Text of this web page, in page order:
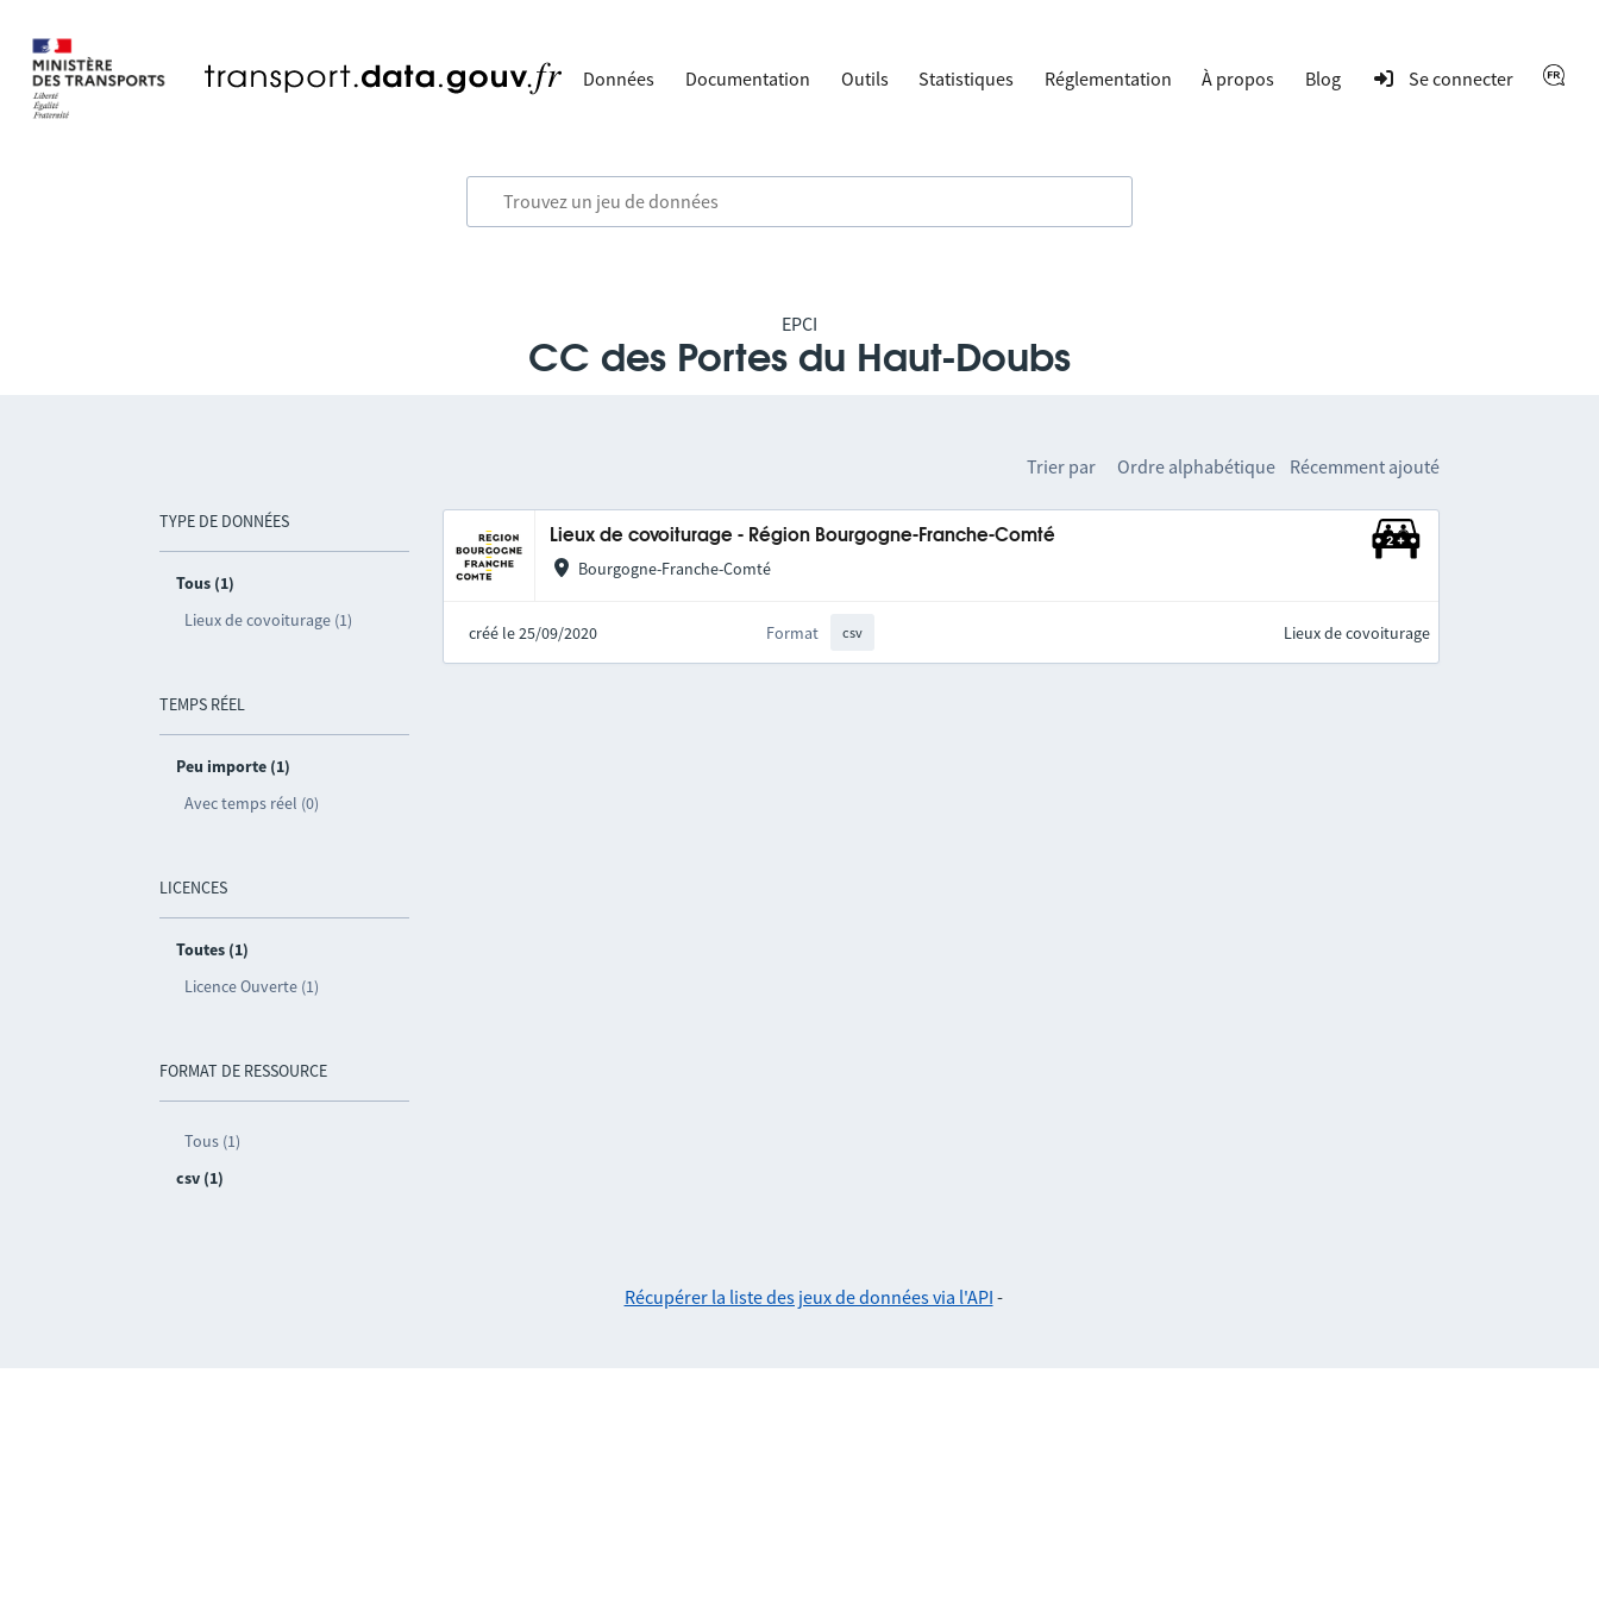
Données Documentation Outils Statistiques Réglementation À propos Blog Se connecter
EPCI
CC des Portes du Haut-Doubs
TYPE DE DONNÉES
Tous (1)
Lieux de covoiturage (1)
TEMPS RÉEL
Peu importe (1)
Avec temps réel (0)
LICENCES
Toutes (1)
Licence Ouverte (1)
FORMAT DE RESSOURCE
Tous (1)
csv (1)
Trier par Ordre alphabétique Récemment ajouté
Lieux de covoiturage - Région Bourgogne-Franche-Comté
Bourgogne-Franche-Comté
créé le 25/09/2020 Format csv Lieux de covoiturage
Récupérer la liste des jeux de données via l'API -